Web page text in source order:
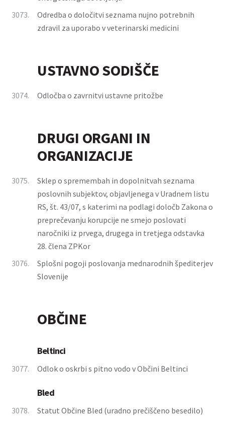
3073.
Odredba o določitvi seznama nujno potrebnih
zdravil za uporabo v veterinarski medicini
USTAVNO SODIŠČE
3074. Odločba o zavrnitvi ustavne pritožbe
DRUGI ORGANI IN
ORGANIZACIJE
3075.
Sklep o spremembah in dopolnitvah seznama
poslovnih subjektov, objavljenega v Uradnem listu
RS, št. 43/07, s katerimi na podlagi določb Zakona o
preprečevanju korupcije ne smejo poslovati
naročniki iz prvega, drugega in tretjega odstavka
28. člena ZPKor
3076.
Splošni pogoji poslovanja mednarodnih špediterjev
Slovenije
OBČINE
Beltinci
3077. Odlok o oskrbi s pitno vodo v Občini Beltinci
Bled
3078.
Statut Občine Bled (uradno prečiščeno besedilo)